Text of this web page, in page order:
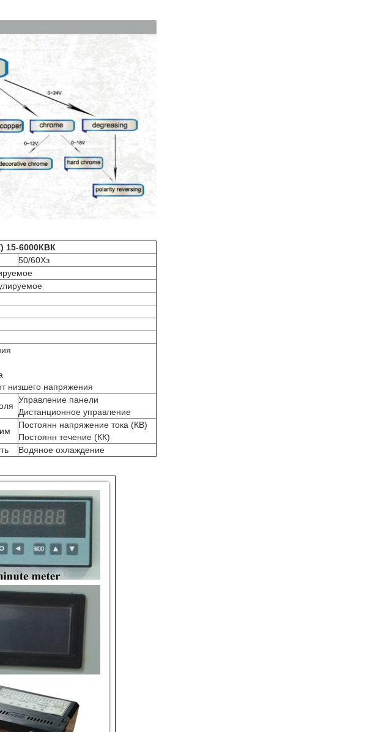
6000КВК
50/60Хз
низшего напряжения
Управление панели
Дистанционное управление
Постоянн напряжение тока (КВ)
Постоянн течение (КК)
Водяное охлаждение